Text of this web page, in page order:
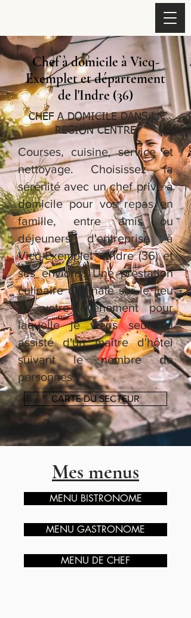
Chef à domicile à Vicq-
Exemplet et département
de l'Indre (36)
CHEF A DOMICILE DANS LA
REGION CENTRE
Courses, cuisine, service et
nettoyage. Choisissez la
sérénité avec un chef privé à
domicile pour vos repas en
famille, entre amis ou
déjeuners d'entreprise à
Vicq-Exemplet - Indre (36) et
ses envions. Une prestation
culinaire originale sur le lieu
de votre évènement pour
laquelle je viens seul ou
assisté d'un maître d'hôtel
suivant le nombre de
personnes.
CARTE DU SECTEUR
Mes menus
MENU BISTRONOME
MENU GASTRONOME
MENU DE CHEF